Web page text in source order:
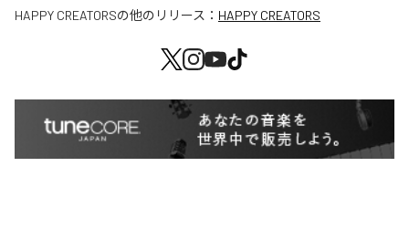
HAPPY CREATORSの他のリリース： HAPPY CREATORS